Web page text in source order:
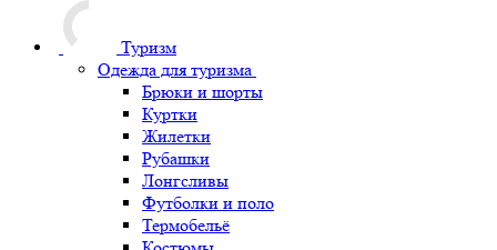
Туризм
Одежда для туризма
Брюки и шорты
Куртки
Жилетки
Рубашки
Лонгсливы
Футболки и поло
Термобельё